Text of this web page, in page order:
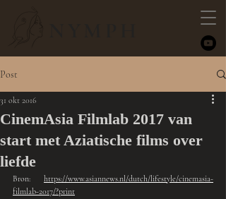
Post
CinemAsia Filmlab 2017 van
start met Aziatische films over
liefde
31 okt 2016
Bron: https://www.asiannews.nl/dutch/lifestyle/cinemasia-
filmlab-2017/?print